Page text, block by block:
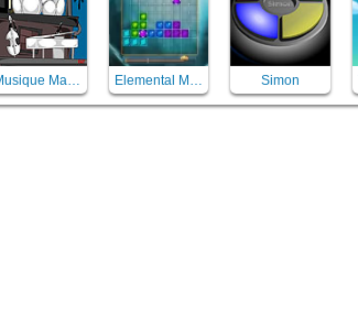
Musique Maestro Elemental Magic Puzzle Simon